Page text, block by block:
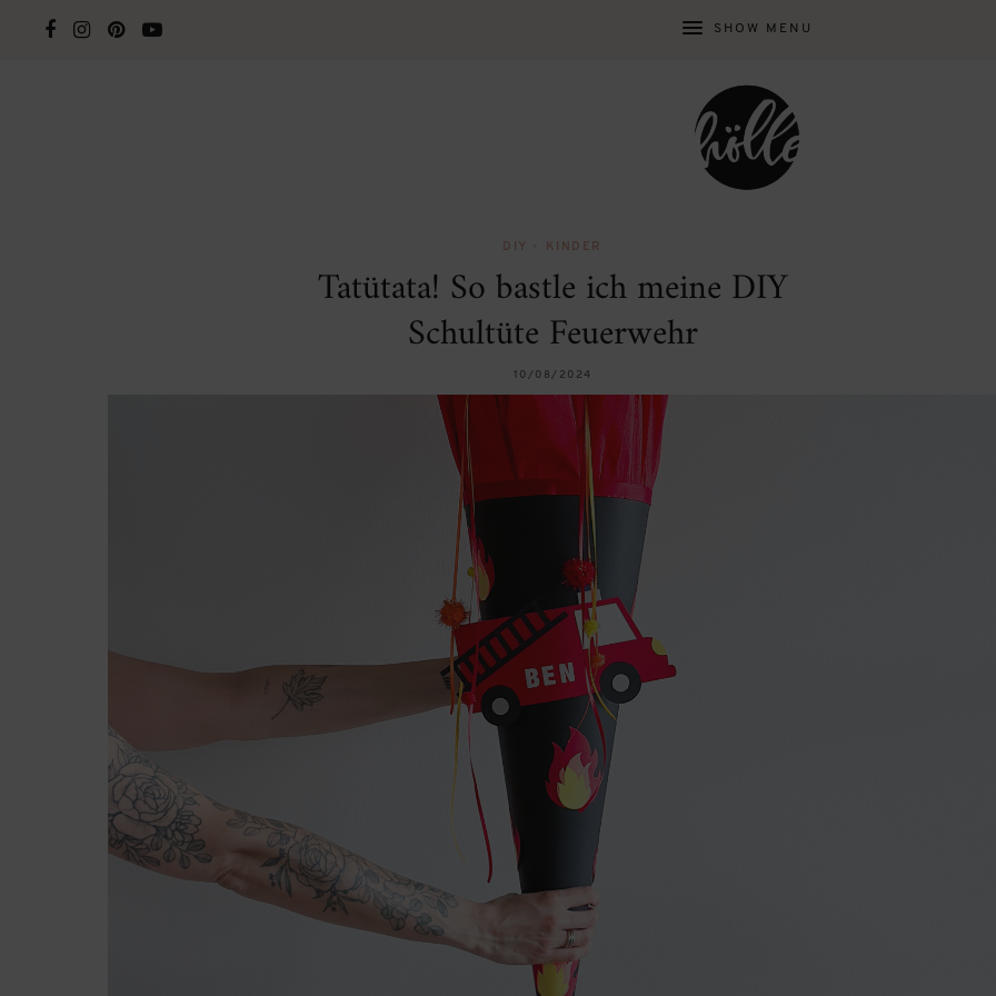
SHOW MENU
DIY KINDER
Tatütata! So bastle ich meine DIY
Schultüte Feuerwehr
10/08/2024